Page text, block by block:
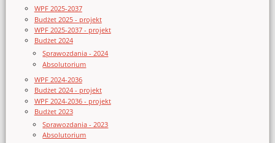
WPF 2025-2037
Budżet 2025 - projekt
WPF 2025-2037 - projekt
Budżet 2024
Sprawozdania - 2024
Absolutorium
WPF 2024-2036
Budżet 2024 - projekt
WPF 2024-2036 - projekt
Budżet 2023
Sprawozdania - 2023
Absolutorium